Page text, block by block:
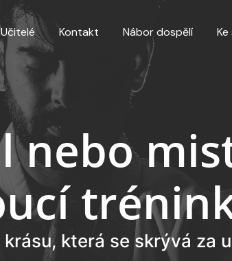
Učitelé Kontakt Nábor dospělí
nebo
která se skrývá za